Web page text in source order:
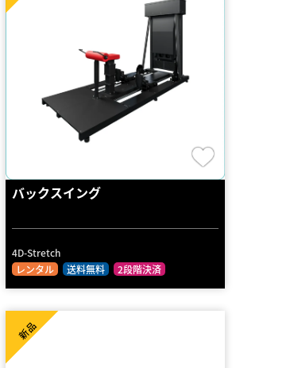
バックスイング
4D-Stretch
レンタル
送料無料 2段階決済
新品